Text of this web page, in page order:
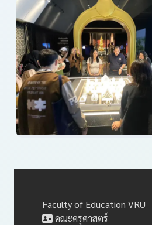
Faculty of Education VRU
คณะครุศาสตร์